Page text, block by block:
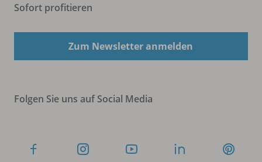
Sofort profitieren
Zum Newsletter anmelden
Folgen Sie uns auf Social Media